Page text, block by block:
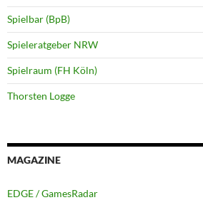
Spielbar (BpB)
Spieleratgeber NRW
Spielraum (FH Köln)
Thorsten Logge
MAGAZINE
EDGE / GamesRadar